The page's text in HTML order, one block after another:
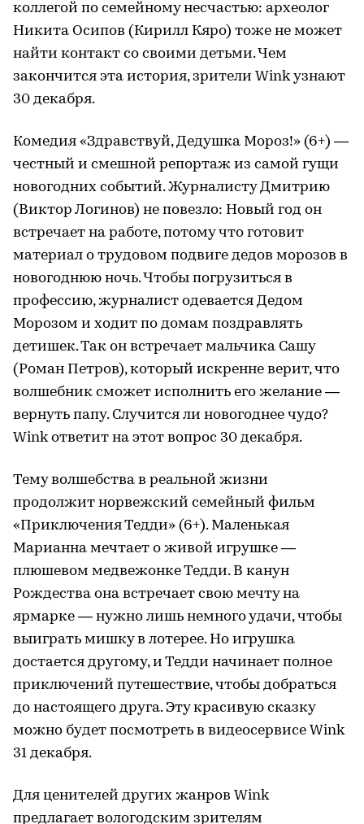
коллегой по семейному несчастью: археолог
Никита Осипов (Кирилл Кяро) тоже не может
найти контакт со своими детьми. Чем
закончится эта история, зрители Wink узнают
30 декабря.
Комедия «Здравствуй, Дедушка Мороз!» (6+) —
честный и смешной репортаж из самой гущи
новогодних событий. Журналисту Дмитрию
(Виктор Логинов) не повезло: Новый год он
встречает на работе, потому что готовит
материал о трудовом подвиге дедов морозов в
новогоднюю ночь. Чтобы погрузиться в
профессию, журналист одевается Дедом
Морозом и ходит по домам поздравлять
детишек. Так он встречает мальчика Сашу
(Роман Петров), который искренне верит, что
волшебник сможет исполнить его желание —
вернуть папу. Случится ли новогоднее чудо?
Wink ответит на этот вопрос 30 декабря.
Тему волшебства в реальной жизни
продолжит норвежский семейный фильм
«Приключения Тедди» (6+). Маленькая
Марианна мечтает о живой игрушке —
плюшевом медвежонке Тедди. В канун
Рождества она встречает свою мечту на
ярмарке — нужно лишь немного удачи, чтобы
выиграть мишку в лотерее. Но игрушка
достается другому, и Тедди начинает полное
приключений путешествие, чтобы добраться
до настоящего друга. Эту красивую сказку
можно будет посмотреть в видеосервисе Wink
31 декабря.
Для ценителей других жанров Wink
предлагает вологодским зрителям